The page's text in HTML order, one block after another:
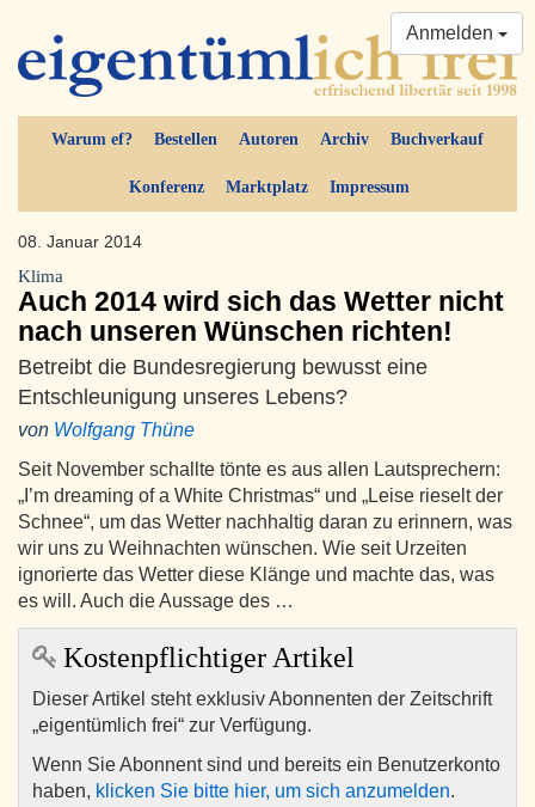
Warum ef? Bestellen Autoren Archiv Buchverkauf
Konferenz Marktplatz Impressum
Anmelden
08. Januar 2014
Klima
Auch 2014 wird sich das Wetter nicht
nach unseren Wünschen richten!
Betreibt die Bundesregierung bewusst eine
Entschleunigung unseres Lebens?
von Wolfgang Thüne
Seit November schallte tönte es aus allen Lautsprechern:
„I’m dreaming of a White Christmas“ und „Leise rieselt der
Schnee“, um das Wetter nachhaltig daran zu erinnern, was
wir uns zu Weihnachten wünschen. Wie seit Urzeiten
ignorierte das Wetter diese Klänge und machte das, was
es will. Auch die Aussage des …
Kostenpflichtiger Artikel
Dieser Artikel steht exklusiv Abonnenten der Zeitschrift
„eigentümlich frei“ zur Verfügung.
Wenn Sie Abonnent sind und bereits ein Benutzerkonto
haben, klicken Sie bitte hier, um sich anzumelden.